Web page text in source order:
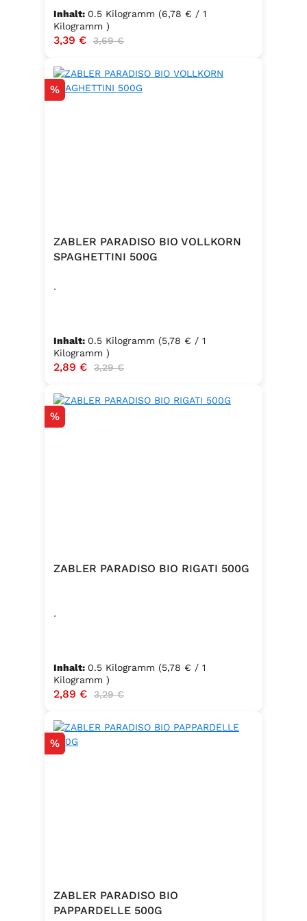
Hartweizengrieß, frische Eier
(Güteklasse A), Trinkwasser ✅
Hergestellt in Baden – Qualität seit
Inhalt: 0.5 Kilogramm (6,78 € / 1
Kilogramm )
Verkaufspreis:
3,39 € Regulärer Preis:
3,69 €
Rabatt
%
ZABLER PARADISO BIO VOLLKORN
SPAGHETTINI 500G
.
Inhalt: 0.5 Kilogramm (5,78 € / 1
Kilogramm )
Verkaufspreis:
2,89 € Regulärer Preis:
3,29 €
Rabatt
%
ZABLER PARADISO BIO RIGATI 500G
.
Inhalt: 0.5 Kilogramm (5,78 € / 1
Kilogramm )
Verkaufspreis:
2,89 € Regulärer Preis:
3,29 €
Rabatt
%
ZABLER PARADISO BIO
PAPPARDELLE 500G